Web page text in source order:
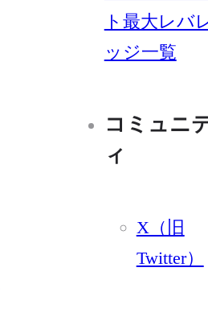
ト最大レバ
ッジ一覧
コミュニ
ィ
X（旧
Twitter）